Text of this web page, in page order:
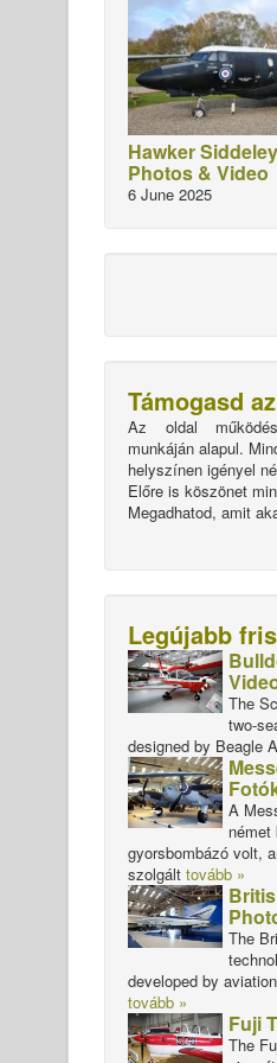
Hawker
Photos & Video
6 June 2025
Támogasd
Az oldal
munkáján alapul.
helyszínen igényel
Előre is köszönet
Megadhatod, amit
Legújabb
The
two-
designed by Beagle
A
német
gyorsbombázó volt,
szolgált tovább »
The
developed by
tovább »
Fuji
The